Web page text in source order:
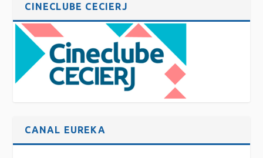
CINECLUBE CECIERJ
CANAL EUREKA